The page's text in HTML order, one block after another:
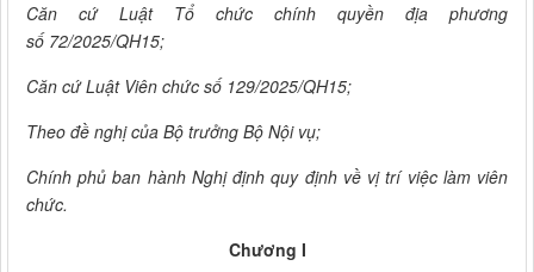
Căn cứ Luật Tổ chức chính quyền địa phương
số 72/2025/QH15;
Căn cứ Luật Viên chức số 129/2025/QH15;
Theo đề nghị của Bộ trưởng Bộ Nội vụ;
Chính phủ ban hành Nghị định quy định về vị trí việc làm viên
chức.
Chương I